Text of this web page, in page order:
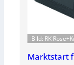
Bild: RK
Marktstart